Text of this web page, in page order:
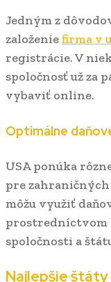
Jedným z
založeniefirma v
registrácie. V
spoločnosť už za
vybaviť online.
Optimálne
USA ponúka
pre
môžu využiť
prostredníctvom
spoločnosti a
Najlepšie štáty